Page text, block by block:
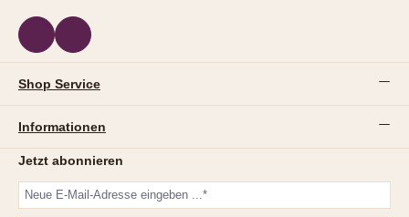
Shop Service
Informationen
Jetzt abonnieren